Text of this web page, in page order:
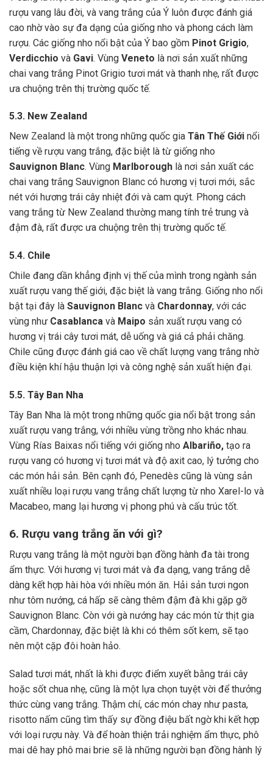
rượu vang lâu đời, và vang trắng của Ý luôn được đánh giá
cao nhờ vào sự đa dạng của giống nho và phong cách làm
rượu. Các giống nho nổi bật của Ý bao gồm Pinot Grigio,
Verdicchio và Gavi. Vùng Veneto là nơi sản xuất những
chai vang trắng Pinot Grigio tươi mát và thanh nhẹ, rất được
ưa chuộng trên thị trường quốc tế.
5.3. New Zealand
New Zealand là một trong những quốc gia Tân Thế Giới nổi
tiếng về rượu vang trắng, đặc biệt là từ giống nho
Sauvignon Blanc. Vùng Marlborough là nơi sản xuất các
chai vang trắng Sauvignon Blanc có hương vị tươi mới, sắc
nét với hương trái cây nhiệt đới và cam quýt. Phong cách
vang trắng từ New Zealand thường mang tính trẻ trung và
đậm đà, rất được ưa chuộng trên thị trường quốc tế.
5.4. Chile
Chile đang dần khẳng định vị thế của mình trong ngành sản
xuất rượu vang thế giới, đặc biệt là vang trắng. Giống nho nổi
bật tại đây là Sauvignon Blanc và Chardonnay, với các
vùng như Casablanca và Maipo sản xuất rượu vang có
hương vị trái cây tươi mát, dễ uống và giá cả phải chăng.
Chile cũng được đánh giá cao về chất lượng vang trắng nhờ
điều kiện khí hậu thuận lợi và công nghệ sản xuất hiện đại.
5.5. Tây Ban Nha
Tây Ban Nha là một trong những quốc gia nổi bật trong sản
xuất rượu vang trắng, với nhiều vùng trồng nho khác nhau.
Vùng Rías Baixas nổi tiếng với giống nho Albariño, tạo ra
rượu vang có hương vị tươi mát và độ axit cao, lý tưởng cho
các món hải sản. Bên cạnh đó, Penedès cũng là vùng sản
xuất nhiều loại rượu vang trắng chất lượng từ nho Xarel-lo và
Macabeo, mang lại hương vị phong phú và cấu trúc tốt.
6. Rượu vang trắng ăn với gì?
Rượu vang trắng là một người bạn đồng hành đa tài trong
ẩm thực. Với hương vị tươi mát và đa dạng, vang trắng dễ
dàng kết hợp hài hòa với nhiều món ăn. Hải sản tươi ngon
như tôm nướng, cá hấp sẽ càng thêm đậm đà khi gặp gỡ
Sauvignon Blanc. Còn với gà nướng hay các món từ thịt gia
cầm, Chardonnay, đặc biệt là khi có thêm sốt kem, sẽ tạo
nên một cặp đôi hoàn hảo.
Salad tươi mát, nhất là khi được điểm xuyết bằng trái cây
hoặc sốt chua nhẹ, cũng là một lựa chọn tuyệt vời để thưởng
thức cùng vang trắng. Thậm chí, các món chay như pasta,
risotto nấm cũng tìm thấy sự đồng điệu bất ngờ khi kết hợp
với loại rượu này. Và để hoàn thiện trải nghiệm ẩm thực, phô
mai dê hay phô mai brie sẽ là những người bạn đồng hành lý